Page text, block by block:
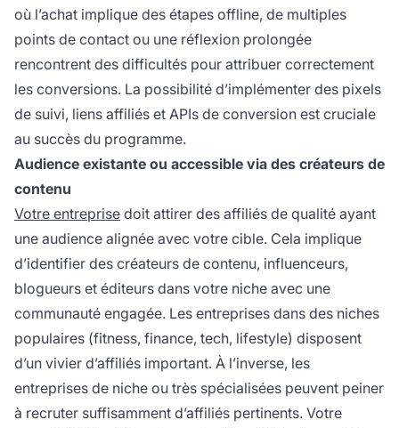
où l’achat implique des étapes offline, de multiples
points de contact ou une réflexion prolongée
rencontrent des difficultés pour attribuer correctement
les conversions. La possibilité d’implémenter des pixels
de suivi, liens affiliés et APIs de conversion est cruciale
au succès du programme.
Audience existante ou accessible via des créateurs de
contenu
Votre entreprise doit attirer des affiliés de qualité ayant
une audience alignée avec votre cible. Cela implique
d’identifier des créateurs de contenu, influenceurs,
blogueurs et éditeurs dans votre niche avec une
communauté engagée. Les entreprises dans des niches
populaires (fitness, finance, tech, lifestyle) disposent
d’un vivier d’affiliés important. À l’inverse, les
entreprises de niche ou très spécialisées peuvent peiner
à recruter suffisamment d’affiliés pertinents. Votre